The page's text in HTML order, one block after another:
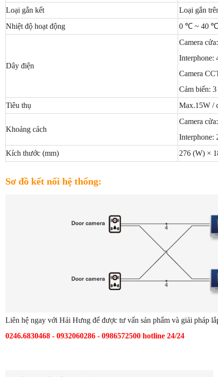
Loại gắn kết
Loại gắn
Nhiệt độ hoạt động
0 ℃ ~ 40 ℃
Dây điện
Camera
Interphone:
Camera
Cảm biến: 3
Tiêu thụ
Max.15W /
Khoảng cách
Camera
Interphone:
Kích thước (mm)
276 (W) ×
Sơ đồ kết nối hệ thống:
Liên hệ ngay với Hải Hưng để được tư vấn sản phẩm và giải pháp
0246.6830468 - 0932060286 - 0986572500 hotline 24/24